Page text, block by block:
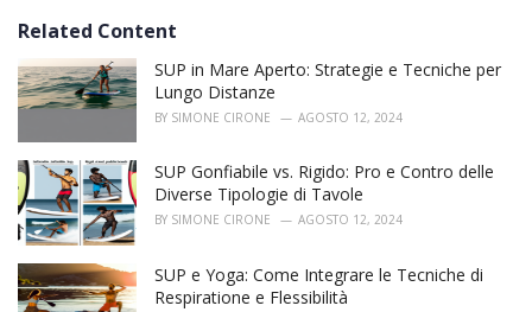
e
o
r
i
:
Related Content
SUP in Mare Aperto: Strategie e Tecniche per
Lungo Distanze
BY SIMONE CIRONE AGOSTO 12, 2024
SUP Gonfiabile vs. Rigido: Pro e Contro delle
Diverse Tipologie di Tavole
BY SIMONE CIRONE AGOSTO 12, 2024
SUP e Yoga: Come Integrare le Tecniche di
Respiratione e Flessibilità